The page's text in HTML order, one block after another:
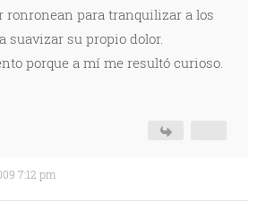
ronronean para tranquilizar a los
suavizar su propio dolor.
porque a mí me resultó curioso.
7:12 pm